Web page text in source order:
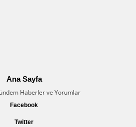
Ana Sayfa
Haberler ve Yorumlar
Facebook
Twitter